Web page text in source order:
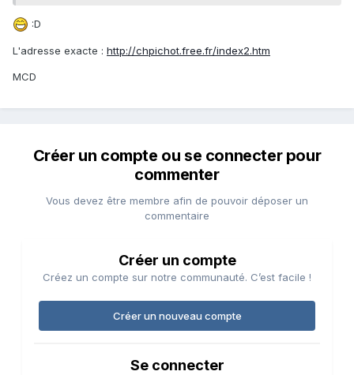
:D
L'adresse exacte : http://chpichot.free.fr/index2.htm
MCD
Créer un compte ou se connecter pour
commenter
Vous devez être membre afin de pouvoir déposer un
commentaire
Créer un compte
Créez un compte sur notre communauté. C’est facile !
Créer un nouveau compte
Se connecter